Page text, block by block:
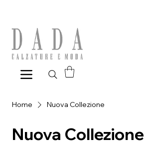
Home Nuova Collezione
Nuova Collezione